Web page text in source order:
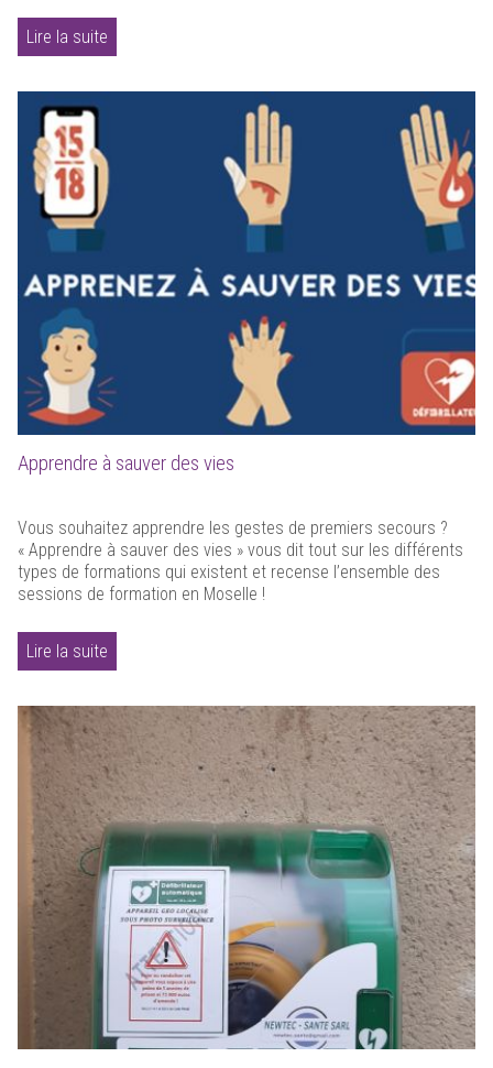
Lire la suite
Apprendre à sauver des vies
Vous souhaitez apprendre les gestes de premiers secours ?
« Apprendre à sauver des vies » vous dit tout sur les différents
types de formations qui existent et recense l’ensemble des
sessions de formation en Moselle !
Lire la suite